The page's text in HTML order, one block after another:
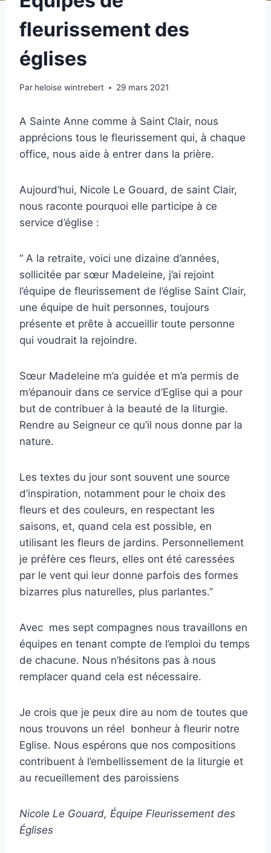
fleurissement des
églises
Par heloise wintrebert 29 mars 2021
A Sainte Anne comme à Saint Clair, nous
apprécions tous le fleurissement qui, à chaque
office, nous aide à entrer dans la prière.
Aujourd’hui, Nicole Le Gouard, de saint Clair,
nous raconte pourquoi elle participe à ce
service d’église :
“ A la retraite, voici une dizaine d’années,
sollicitée par sœur Madeleine, j’ai rejoint
l’équipe de fleurissement de l’église Saint Clair,
une équipe de huit personnes, toujours
présente et prête à accueillir toute personne
qui voudrait la rejoindre.
Sœur Madeleine m’a guidée et m’a permis de
m’épanouir dans ce service d’Eglise qui a pour
but de contribuer à la beauté de la liturgie.
Rendre au Seigneur ce qu’il nous donne par la
nature.
Les textes du jour sont souvent une source
d’inspiration, notamment pour le choix des
fleurs et des couleurs, en respectant les
saisons, et, quand cela est possible, en
utilisant les fleurs de jardins. Personnellement
je préfère ces fleurs, elles ont été caressées
par le vent qui leur donne parfois des formes
bizarres plus naturelles, plus parlantes.”
Avec mes sept compagnes nous travaillons en
équipes en tenant compte de l’emploi du temps
de chacune. Nous n’hésitons pas à nous
remplacer quand cela est nécessaire.
Je crois que je peux dire au nom de toutes que
nous trouvons un réel bonheur à fleurir notre
Eglise. Nous espérons que nos compositions
contribuent à l’embellissement de la liturgie et
au recueillement des paroissiens
Nicole Le Gouard, Équipe Fleurissement des
Églises